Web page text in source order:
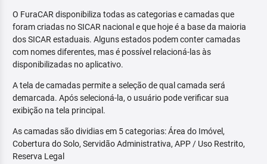
O FuraCAR disponibiliza todas as categorias e camadas que
foram criadas no SICAR nacional e que hoje é a base da maioria
dos SICAR estaduais. Alguns estados podem conter camadas
com nomes diferentes, mas é possível relacioná-las às
disponibilizadas no aplicativo.
A tela de camadas permite a seleção de qual camada será
demarcada. Após selecioná-la, o usuário pode verificar sua
exibição na tela principal.
As camadas são dividias em 5 categorias: Área do Imóvel,
Cobertura do Solo, Servidão Administrativa, APP / Uso Restrito,
Reserva Legal